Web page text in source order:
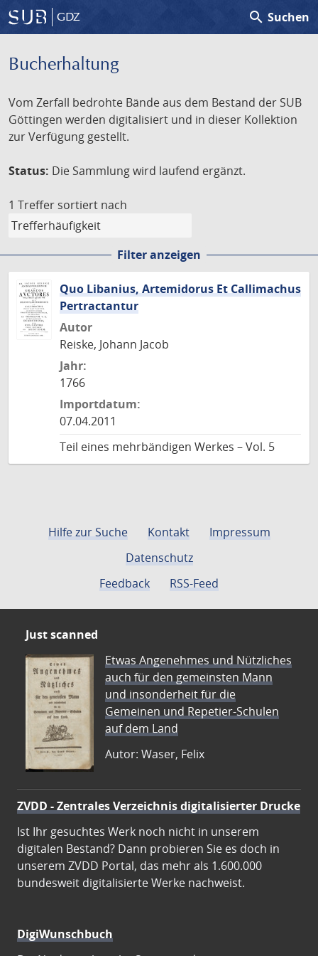
GDZ search Suchen
Bucherhaltung
Vom Zerfall bedrohte Bände aus dem Bestand der SUB
Göttingen werden digitalisiert und in dieser Kollektion
zur Verfügung gestellt.
Status: Die Sammlung wird laufend ergänzt.
1 Treffer sortiert nach
Filter anzeigen
Quo Libanius, Artemidorus Et Callimachus
Pertractantur
Autor
Reiske, Johann Jacob
Jahr:
1766
Importdatum:
07.04.2011
Teil eines mehrbändigen Werkes – Vol. 5
Hilfe zur Suche Kontakt
Impressum
Datenschutz
Feedback
RSS-Feed
Just scanned
Etwas Angenehmes und Nützliches
auch für den gemeinsten Mann
und insonderheit für die
Gemeinen und Repetier-Schulen
auf dem Land
Autor: Waser, Felix
ZVDD - Zentrales Verzeichnis digitalisierter Drucke
Ist Ihr gesuchtes Werk noch nicht in unserem
digitalen Bestand? Dann probieren Sie es doch in
unserem ZVDD Portal, das mehr als 1.600.000
bundesweit digitalisierte Werke nachweist.
DigiWunschbuch